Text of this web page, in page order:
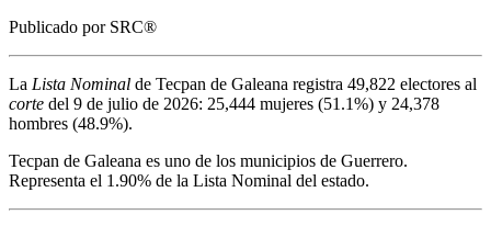
Publicado por SRC®
La Lista Nominal de Tecpan de Galeana registra 49,822 electores al
corte del 9 de julio de 2026: 25,444 mujeres (51.1%) y 24,378
hombres (48.9%).
Tecpan de Galeana es uno de los municipios de Guerrero.
Representa el 1.90% de la Lista Nominal del estado.